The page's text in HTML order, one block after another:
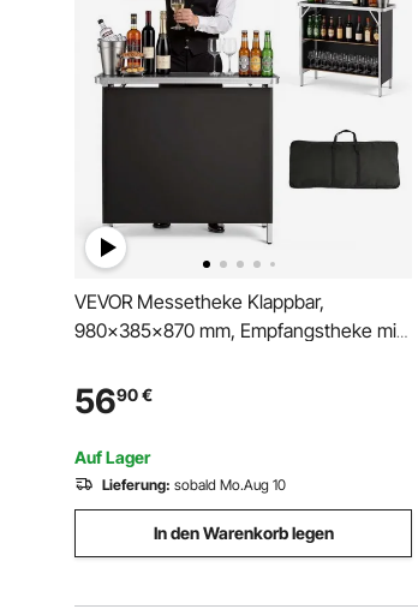
VEVOR Messetheke Klappbar,
980x385x870 mm, Empfangstheke mit
Rezeptionstheke, Messestand,
Bartisch, Faltbare Mobile Barstation für
Veranstaltungen, Partys & Messen
5690€
Auf Lager
Lieferung: sobald Mo.Aug 10
In den Warenkorb legen